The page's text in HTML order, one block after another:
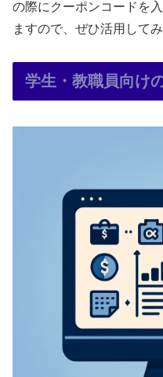
の際にクーポンコードを
ますので、ぜひ活用して
学生・教職員向け